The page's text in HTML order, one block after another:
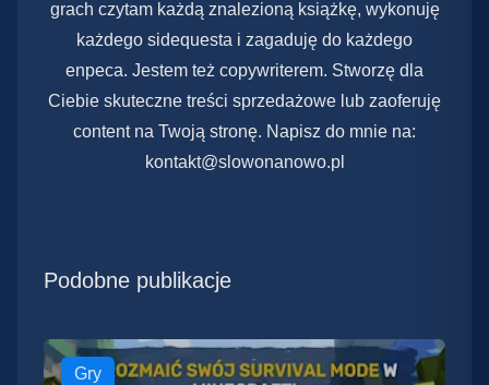
grach czytam każdą znalezioną książkę, wykonuję
każdego sidequesta i zagaduję do każdego
enpeca. Jestem też copywriterem. Stworzę dla
Ciebie skuteczne treści sprzedażowe lub zaoferuję
content na Twoją stronę. Napisz do mnie na:
kontakt@slowonanowo.pl
Podobne publikacje
Gry